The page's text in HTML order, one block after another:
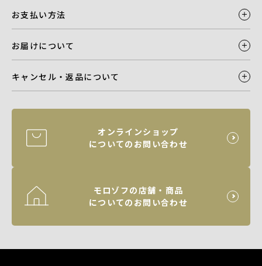
お支払い方法
お届けについて
キャンセル・返品について
オンラインショップ
についてのお問い合わせ
モロゾフの店舗・商品
についてのお問い合わせ